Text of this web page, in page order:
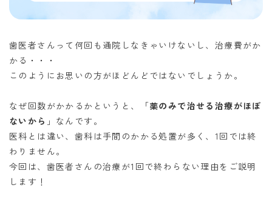
歯医者さんって何回も通院しなきゃいけないし、治療費がか
かる・・・
このようにお思いの方がほどんどではないでしょうか。
なぜ回数がかかるかというと、「薬のみで治せる治療がほぼ
ないから 」 なんです。
医科とは違い、歯科は手間のかかる処置が多く、1回では終
わりません。
今回は、歯医者さんの治療が1回で終わらない理由をご説明
します！